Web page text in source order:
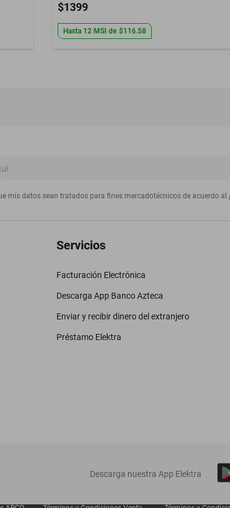
$1399
Hasta 12 MSI de $116.58
mis datos sean tratados para fines mercadotécnicos de acuerdo al
Servicios
Facturación Electrónica
Descarga App Banco Azteca
Enviar y recibir dinero del extranjero
Préstamo Elektra
‎ Descarga nuestra App Elektra